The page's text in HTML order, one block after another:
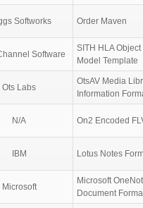
Softworks Order Maven
Software
SITH HLA Object
Model Template
Ots Labs
OtsAV Media
Information
N/A On2 Encoded
IBM Lotus Notes
Microsoft
Microsoft
Document